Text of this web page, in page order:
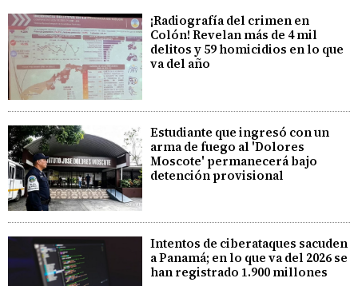
¡Radiografía del crimen en
Colón! Revelan más de 4 mil
delitos y 59 homicidios en lo que
va del año
Estudiante que ingresó con un
arma de fuego al 'Dolores
Moscote' permanecerá bajo
detención provisional
Intentos de ciberataques sacuden
a Panamá; en lo que va del 2026 se
han registrado 1.900 millones